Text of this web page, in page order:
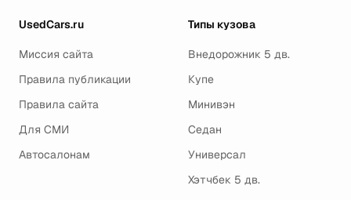
UsedCars.ru
Миссия сайта
Правила публикации
Правила сайта
Для СМИ
Автосалонам
Типы кузова
Внедорожник 5 дв.
Купе
Минивэн
Седан
Универсал
Хэтчбек 5 дв.